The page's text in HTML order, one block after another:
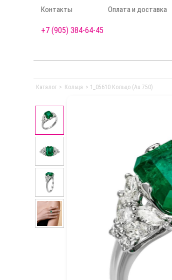
Контакты Оплата и доставка
+7 (905) 384-64-45
Каталог > Кольца > 1_05610 Кольцо (Au 750)